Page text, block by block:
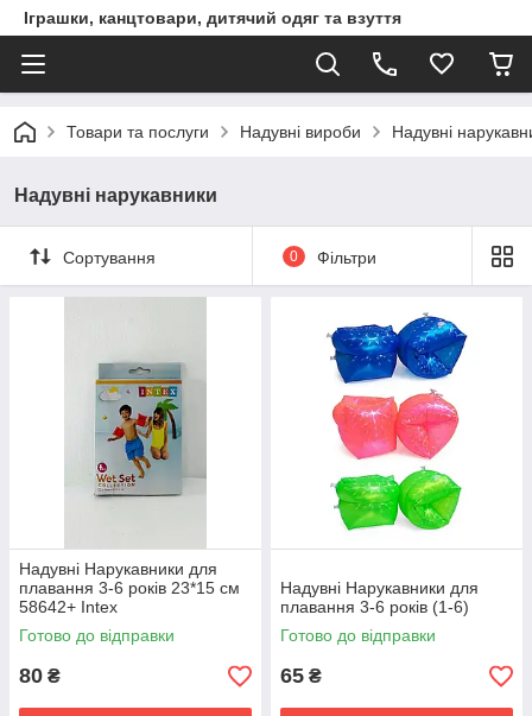
Іграшки, канцтовари, дитячий одяг та взуття
Товари та послуги Надувні вироби Надувні
Надувні нарукавники
Сортування 0 Фільтри
Надувні Нарукавники для
плавання 3-6 років 23*15 см
58642+ Intex
Готово до відправки
80 ₴
Надувні Нарукавники для
плавання 3-6 років (1-6)
Готово до відправки
65 ₴